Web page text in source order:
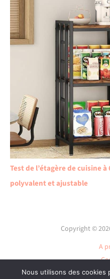
Test de l’étagère de cuisine
polyvalent et ajustable
Copyright ©
A
Nous utilisons des cookies